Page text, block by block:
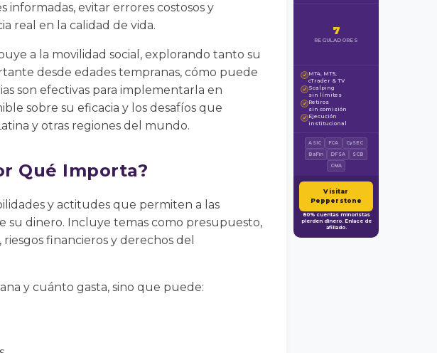
evitar errores costosos y
real en la calidad de vida.
a la movilidad social, explorando tanto su
desde edades tempranas, cómo puede
son efectivas para implementarla en
sobre su eficacia y los desafíos que
y otras regiones del mundo.
Qué Importa?
y actitudes que permiten a las
su dinero. Incluye temas como presupuesto,
financieros y derechos del
y cuánto gasta, sino que puede:
7
REGULADORES
✓ MT4, MT5,
cTrader & TV
✓ Scalping
sin límites
✓ Retiros
sin comisión
✓ Ejecución
institucional
ASIC FCA
CySEC
BaFin
DFSA
SCB
CMA
Visitar
Pepperstone
80% cuentas minoristas
pierden dinero. Enlace de
afiliado.